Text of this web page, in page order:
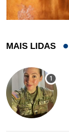
MAIS LIDAS